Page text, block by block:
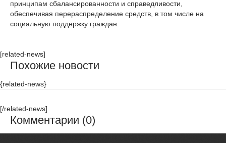
принципам сбалансированности и справедливости,
обеспечивая перераспределение средств, в том числе на
социальную поддержку граждан.
[related-news]
Похожие новости
{related-news}
[/related-news]
Комментарии (0)